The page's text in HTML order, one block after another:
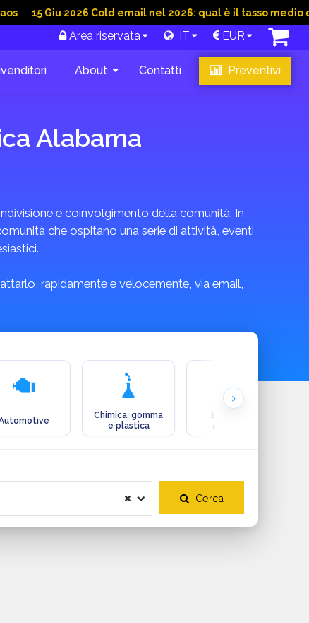
2026 Cold email nel 2026: qual è il tasso medio di
Area riservata IT EUR
About Contatti Preventivi
Alabama
e coinvolgimento della comunità. In
che ospitano una serie di attività, eventi
rapidamente e velocemente, via email,
Chimica, gomma
e plastica
Ecologia e
ambiente
Cerca